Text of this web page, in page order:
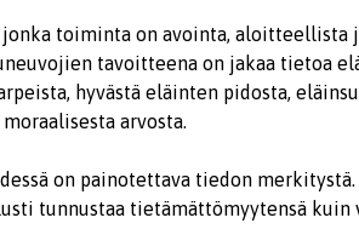
jonka toiminta on avointa, aloitteellista
tavoitteena on jakaa tietoa
hyvästä eläinten pidosta,
arvosta.
on painotettava tiedon
tunnustaa tietämättömyytensä kuin